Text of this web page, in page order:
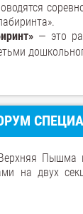
— это
Пышма
на двух